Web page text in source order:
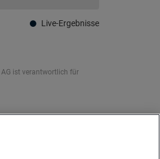
Live-Ergebnisse
ist verantwortlich für